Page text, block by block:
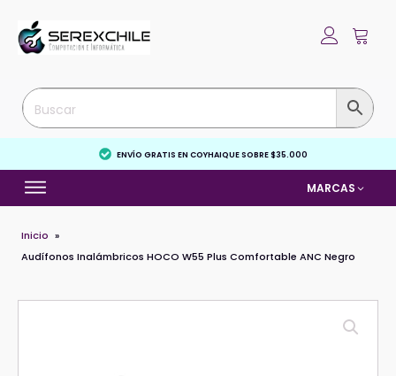
ENVÍO GRATIS EN COYHAIQUE SOBRE $35.000
MARCAS
Inicio »
Audífonos Inalámbricos HOCO W55 Plus Comfortable ANC Negro